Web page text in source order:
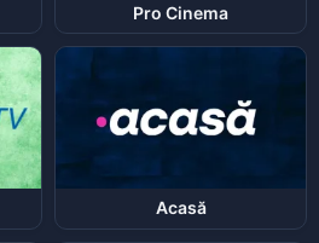
Pro Cinema
Acasă